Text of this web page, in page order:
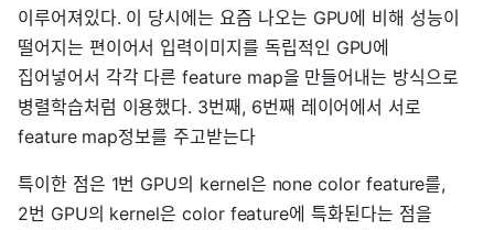
이루어져있다. 이 당시에는 요즘 나오는 GPU에 비해 성능이
떨어지는 편이어서 입력이미지를 독립적인 GPU에
집어넣어서 각각 다른 feature map을 만들어내는 방식으로
병렬학습처럼 이용했다. 3번째, 6번째 레이어에서 서로
feature map정보를 주고받는다
특이한 점은 1번 GPU의 kernel은 none color feature를,
2번 GPU의 kernel은 color feature에 특화된다는 점을